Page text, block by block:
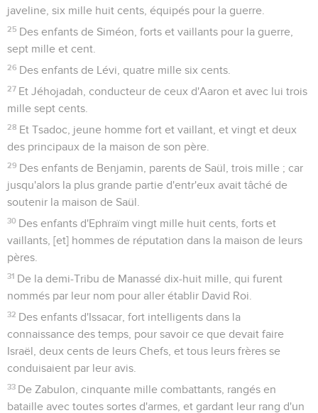
javeline, six mille huit cents, équipés pour la guerre.
25 Des enfants de Siméon, forts et vaillants pour la guerre,
sept mille et cent.
26 Des enfants de Lévi, quatre mille six cents.
27 Et Jéhojadah, conducteur de ceux d'Aaron et avec lui trois
mille sept cents.
28 Et Tsadoc, jeune homme fort et vaillant, et vingt et deux
des principaux de la maison de son père.
29 Des enfants de Benjamin, parents de Saül, trois mille ; car
jusqu'alors la plus grande partie d'entr'eux avait tâché de
soutenir la maison de Saül.
30 Des enfants d'Ephraïm vingt mille huit cents, forts et
vaillants, [et] hommes de réputation dans la maison de leurs
pères.
31 De la demi-Tribu de Manassé dix-huit mille, qui furent
nommés par leur nom pour aller établir David Roi.
32 Des enfants d'Issacar, fort intelligents dans la
connaissance des temps, pour savoir ce que devait faire
Israël, deux cents de leurs Chefs, et tous leurs frères se
conduisaient par leur avis.
33 De Zabulon, cinquante mille combattants, rangés en
bataille avec toutes sortes d'armes, et gardant leur rang d'un